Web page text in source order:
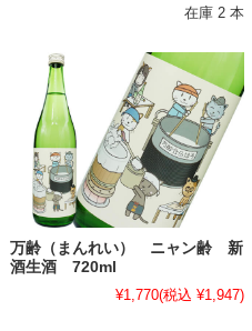
在庫 2 本
万齢（まんれい） ニャン齢 新
酒生酒 720ml
¥1,770(税込 ¥1,947)